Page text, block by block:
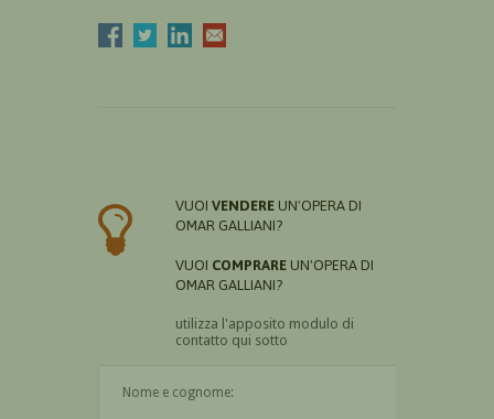
VUOI VENDERE UN'OPERA DI
OMAR GALLIANI?
VUOI COMPRARE UN'OPERA DI
OMAR GALLIANI?
utilizza l'apposito modulo di
contatto qui sotto